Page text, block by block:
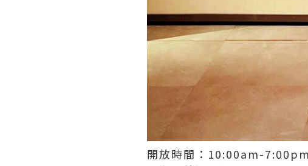
開放時間：10:00am-